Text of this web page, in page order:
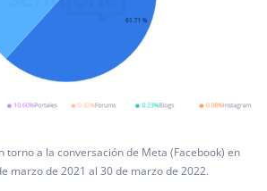
torno a la conversación de Meta (Facebook) en
marzo de 2021 al 30 de marzo de 2022.